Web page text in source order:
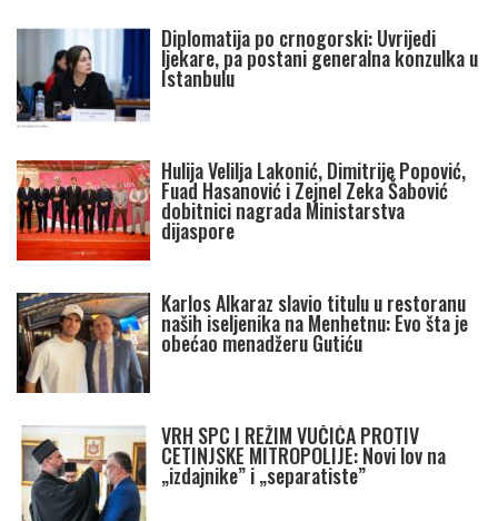
Diplomatija po crnogorski: Uvrijedi
ljekare, pa postani generalna konzulka u
Istanbulu
Hulija Velilja Lakonić, Dimitrije Popović,
Fuad Hasanović i Zejnel Zeka Šabović
dobitnici nagrada Ministarstva
dijaspore
Karlos Alkaraz slavio titulu u restoranu
naših iseljenika na Menhetnu: Evo šta je
obećao menadžeru Gutiću
VRH SPC I REŽIM VUČIĆA PROTIV
CETINJSKE MITROPOLIJE: Novi lov na
„izdajnike” i „separatiste”